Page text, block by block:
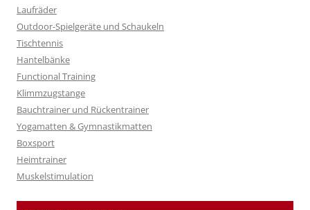
Laufräder
Outdoor-Spielgeräte und Schaukeln
Tischtennis
Hantelbänke
Functional Training
Klimmzugstange
Bauchtrainer und Rückentrainer
Yogamatten & Gymnastikmatten
Boxsport
Heimtrainer
Muskelstimulation